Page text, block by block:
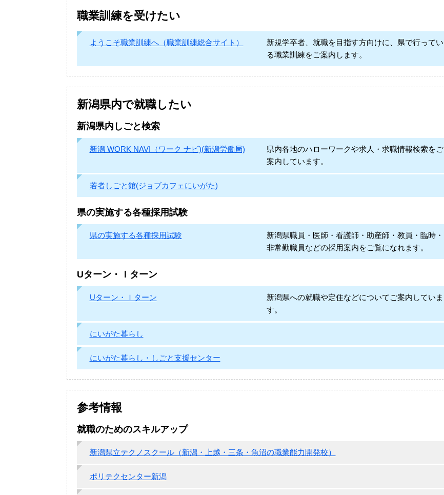
職業訓練を受けたい
ようこそ職業訓練へ（職業訓練総合サイト）
新規学卒者、就職を目指す方向けに、県で行ってい
る職業訓練をご案内します。
新潟県内で就職したい
新潟県内しごと検索
新潟 WORK NAVI（ワーク ナビ)(新潟労働局)
県内各地のハローワークや求人・求職情報検索をご
案内しています。
若者しごと館(ジョブカフェにいがた)
県の実施する各種採用試験
県の実施する各種採用試験
新潟県職員・医師・看護師・助産師・教員・臨時・
非常勤職員などの採用案内をご覧になれます。
Uターン・Ｉターン
Uターン・Ｉターン
新潟県への就職や定住などについてご案内していま
す。
にいがた暮らし
にいがた暮らし・しごと支援センター
参考情報
就職のためのスキルアップ
新潟県立テクノスクール（新潟・上越・三条・魚沼の職業能力開発校）
ポリテクセンター新潟